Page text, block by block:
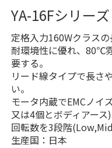
YA-16Fシリーズ
定格入力160Wクラスの
耐環境性に優れ、80℃
要する。
リード線タイプで長さ
い。
モータ内蔵でEMCノイ
又は4個とボディアース)
回転数を3段階
生産国：日本